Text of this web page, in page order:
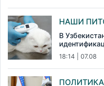
НАШИ
В
18:14 | 07.08
ПОЛИТИКА